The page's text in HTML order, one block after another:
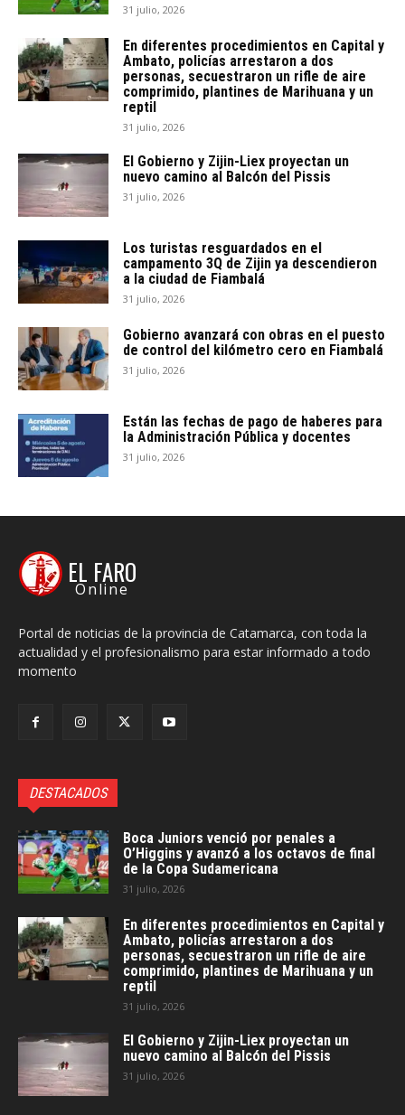
31 julio, 2026
En diferentes procedimientos en Capital y
Ambato, policías arrestaron a dos
personas, secuestraron un rifle de aire
comprimido, plantines de Marihuana y un
reptil
31 julio, 2026
El Gobierno y Zijin-Liex proyectan un
nuevo camino al Balcón del Pissis
31 julio, 2026
Los turistas resguardados en el
campamento 3Q de Zijin ya descendieron
a la ciudad de Fiambalá
31 julio, 2026
Gobierno avanzará con obras en el puesto
de control del kilómetro cero en Fiambalá
31 julio, 2026
Están las fechas de pago de haberes para
la Administración Pública y docentes
31 julio, 2026
EL FARO
Online
Portal de noticias de la provincia de Catamarca, con toda la
actualidad y el profesionalismo para estar informado a todo
momento
DESTACADOS
Boca Juniors venció por penales a
O’Higgins y avanzó a los octavos de final
de la Copa Sudamericana
31 julio, 2026
En diferentes procedimientos en Capital y
Ambato, policías arrestaron a dos
personas, secuestraron un rifle de aire
comprimido, plantines de Marihuana y un
reptil
31 julio, 2026
El Gobierno y Zijin-Liex proyectan un
nuevo camino al Balcón del Pissis
31 julio, 2026